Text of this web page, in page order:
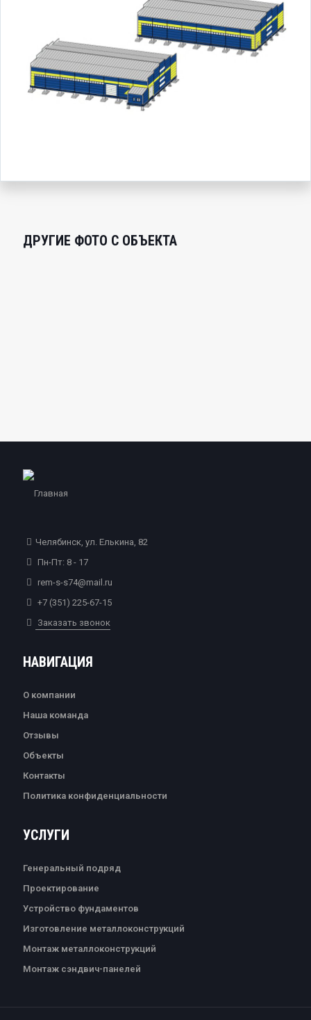
ДРУГИЕ ФОТО С ОБЪЕКТА
Челябинск, ул. Елькина, 82
Пн-Пт: 8 - 17
rem-s-s74@mail.ru
+7 (351) 225-67-15
Заказать звонок
НАВИГАЦИЯ
О компании
Наша команда
Отзывы
Объекты
Контакты
Политика конфиденциальности
УСЛУГИ
Генеральный подряд
Проектирование
Устройство фундаментов
Изготовление металлоконструкций
Монтаж металлоконструкций
Монтаж сэндвич-панелей